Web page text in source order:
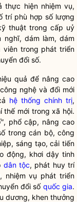
thực hiện nhiệm vụ,
trí phù hợp số lượng
thuật trong cấp uỷ
dám làm, dám
viên trong phát triển
đổi số.
quả để nâng cao
nghệ và đổi mới
hệ thống chính trị,
thế mới trong xã hội.
, phổ cập, nâng cao
trong cán bộ, công
sáng tạo, cải tiến
động, khơi dậy tinh
dân tộc, phát huy trí
nhiệm vụ phát triển
đổi số quốc gia.
dương, khen thưởng